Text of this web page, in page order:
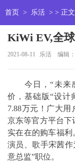
首页 > 乐活 > > 正文
KiWi EV,全
2021-08-11 乐活 编辑
今日，“未来感
价，基础版“设计
7.88万元！广大用
京东等官方平台下
实在在的购车福
演员、歌手宋茜作
意总监”职位。